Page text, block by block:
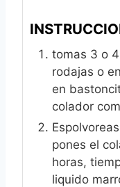
tomas 3 o
rodajas o
en
colador
pones el
horas,
liquido